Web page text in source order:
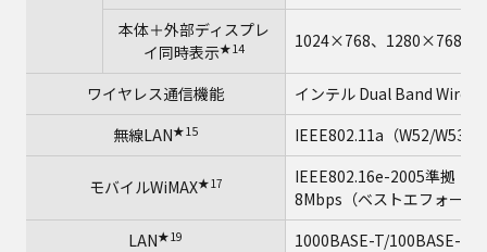
本体＋外部ディスプレ
イ同時表示★14 1024×768、1280×768、
ワイヤレス通信機能
インテル Dual Band
無線LAN★15 IEEE802.11a（W52/W53/
モバイルWiMAX★17
IEEE802.16e-2005準拠（
8Mbps（ベストエフォート
LAN★19
1000BASE-T/100BASE-